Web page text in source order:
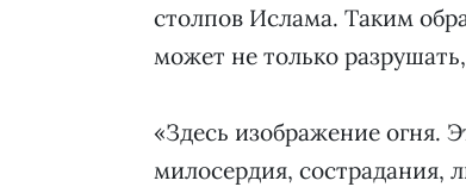
столпов Ислама. Таким
может не только
«Здесь изображение огня.
милосердия, сострадания,